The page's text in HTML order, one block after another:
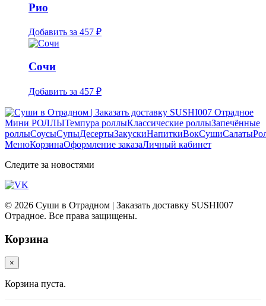
Рио
Добавить за 457 ₽
Сочи
Добавить за 457 ₽
Мини РОЛЛЫТемпура роллыКлассические роллыЗапечённые
роллыСоусыСупыДесертыЗакускиНапиткиВокСушиСалаты
МенюКорзинаОформление заказаЛичный кабинет
Следите за новостями
© 2026 Суши в Отрадном | Заказать доставку SUSHI007
Отрадное. Все права защищены.
Корзина
×
Корзина пуста.